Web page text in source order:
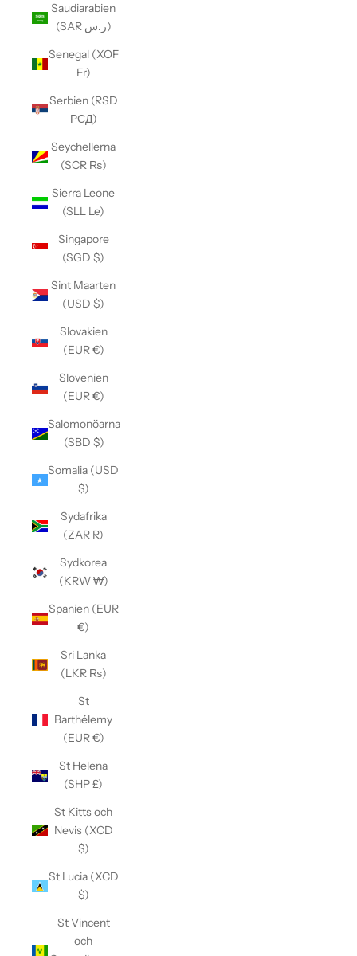
Saudiarabien
(SAR ر.س)
Senegal (XOF
Fr)
Serbien (RSD
РСД)
Seychellerna
(SCR ₨)
Sierra Leone
(SLL Le)
Singapore
(SGD $)
Sint Maarten
(USD $)
Slovakien
(EUR €)
Slovenien
(EUR €)
Salomonöarna
(SBD $)
Somalia (USD
$)
Sydafrika
(ZAR R)
Sydkorea
(KRW ₩)
Spanien (EUR
€)
Sri Lanka
(LKR ₨)
St
Barthélemy
(EUR €)
St Helena
(SHP £)
St Kitts och
Nevis (XCD
$)
St Lucia (XCD
$)
St Vincent
och